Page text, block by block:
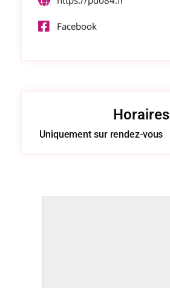
Facebook
Horaires
Uniquement sur rendez-vous